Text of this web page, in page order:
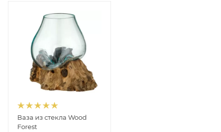
Ваза из стекла Wood
Forest